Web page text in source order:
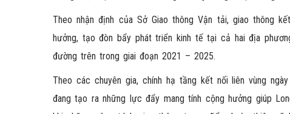
Theo nhận định của Sở Giao thông Vận tải, giao thông
hưởng, tạo đòn bẩy phát triển kinh tế tại cả hai địa
đường trên trong giai đoạn 2021 – 2025.
Theo các chuyên gia, chính hạ tầng kết nối liên vùng
đang tạo ra những lực đẩy mang tính cộng hưởng giúp